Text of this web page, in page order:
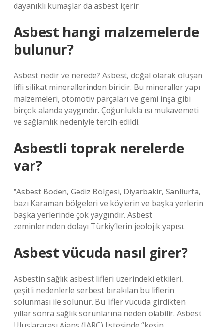
dayanıklı kumaşlar da asbest içerir.
Asbest hangi malzemelerde
bulunur?
Asbest nedir ve nerede? Asbest, doğal olarak oluşan
lifli silikat minerallerinden biridir. Bu mineraller yapı
malzemeleri, otomotiv parçaları ve gemi inşa gibi
birçok alanda yaygındır. Çoğunlukla ısı mukavemeti
ve sağlamlık nedeniyle tercih edildi.
Asbestli toprak nerelerde
var?
“Asbest Boden, Gediz Bölgesi, Diyarbakir, Sanliurfa,
bazı Karaman bölgeleri ve köylerin ve başka yerlerin
başka yerlerinde çok yaygındır. Asbest
zeminlerinden dolayı Türkiy’lerin jeolojik yapısı.
Asbest vücuda nasıl girer?
Asbestin sağlık asbest lifleri üzerindeki etkileri,
çeşitli nedenlerle serbest bırakılan bu liflerin
solunması ile solunur. Bu lifler vücuda girdikten
yıllar sonra sağlık sorunlarına neden olabilir. Asbest